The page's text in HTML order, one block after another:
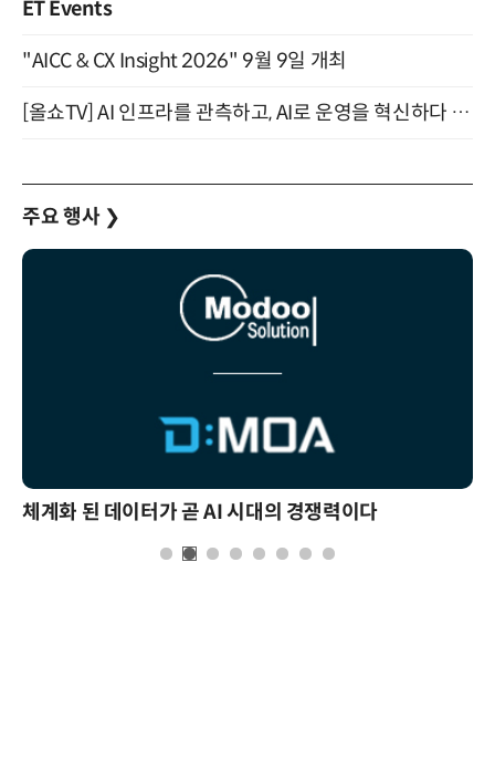
ET Events
"AICC & CX Insight 2026" 9월 9일 개최
[올쇼TV] AI 인프라를 관측하고, AI로 운영을 혁신하다 (8월 11일 생방송)
주요 행사 ❯
체계화 된 데이터가 곧 AI 시대의 경쟁력이다